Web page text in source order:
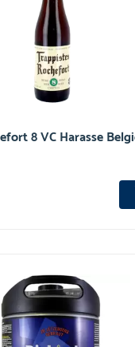
8 VC Harasse